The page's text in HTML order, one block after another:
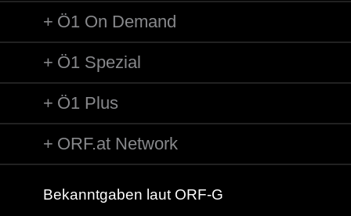
Label: self-released
Gabre-Medhin
Titel: Let Us All Unite and Celebrate Together
Länge: 02:20 min
Label: Manus
Ausführende: Dan Admasu
Ö1 On Demand
Ö1 Spezial
Ö1 Plus
ORF.at Network
Bekanntgaben laut ORF-G